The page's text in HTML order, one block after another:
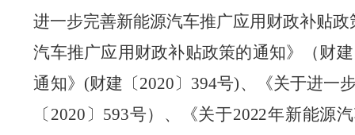
进一步完善新能源汽车推广应用财政补贴
汽车推广应用财政补贴政策的通知》（财
通知》 (财建〔2020〕 394号)、
《关于进一
〔 2020 〕 593号） 、 《关于2022年新能源